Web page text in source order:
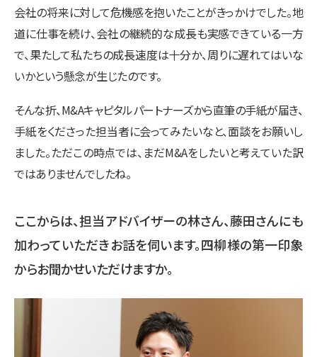
会社の将来に対して危機感を抱いたことがきっかけでした。地
道に仕事を続け、会社の継続的な成長も実感できている一方
で、果たして私たちの成長速度は十分か、周りに遅れてはいな
いかという懸念が生じたのです。
そんな折、M&Aキャピタルパートナーズから直筆の手紙が届き、
手紙をくださった担当者に会ってみたいなと、面談をお願いし
ました。ただこの時点では、まだM&Aをしたいと考えていた訳
ではありませんでしたね。
ここからは、担当アドバイザーの林さん、藤田さんにも
加わっていただきお話を伺います。四柳様の第一印象
からお聞かせいただけますか。